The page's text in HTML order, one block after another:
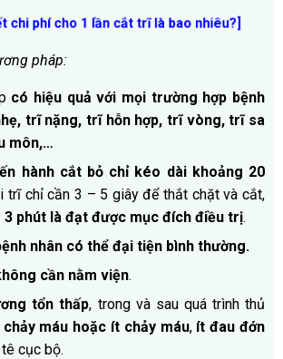
chi phí cho 1 lần cắt trĩ là bao nhiêu?]
pháp:
có hiệu quả với mọi trường hợp bệnh
trĩ nặng, trĩ hỗn hợp, trĩ vòng, trĩ sa
môn,…
hành cắt bỏ chỉ kéo dài khoảng 20
trĩ chỉ cần 3 – 5 giây để thắt chặt và cắt,
3 phút là đạt được mục đích điều trị.
nhân có thể đại tiện bình thường.
cần nằm viện.
tổn thấp, trong và sau quá trình thủ
máu hoặc ít chảy máu, ít đau đớn
cục bộ.